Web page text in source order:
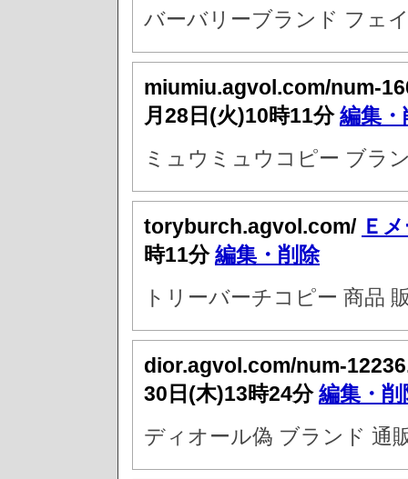
バーバリーブランド フェ
miumiu.agvol.com/num-
月28日(火)10時11分編集・
ミュウミュウコピー ブラ
toryburch.agvol.com/ Ｅ
時11分編集・削除
トリーバーチコピー 商品
dior.agvol.com/num-
30日(木)13時24分編集・削
ディオール偽 ブランド 通